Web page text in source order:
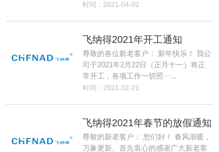
时间：2021-04-02
飞纳得2021年开工通知
尊敬的各位新老客户： 新年快乐！ 我公
司于2021年2月22日（正月十一）将正
常开工，各项工作一切照···...
时间：2021-02-21
飞纳得2021年春节的放假通知
尊敬的新老客户： 您们好！ 春风渐暖，
万象更新。首先衷心的感谢广大新老客